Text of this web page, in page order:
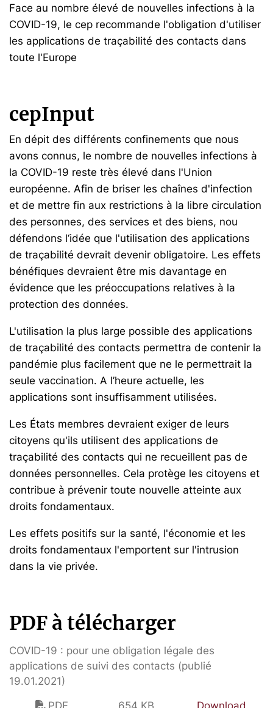
Face au nombre élevé de nouvelles infections à la
COVID-19, le cep recommande l'obligation d'utiliser
les applications de traçabilité des contacts dans
toute l'Europe
cepInput
En dépit des différents confinements que nous
avons connus, le nombre de nouvelles infections à
la COVID-19 reste très élevé dans l'Union
européenne. Afin de briser les chaînes d'infection
et de mettre fin aux restrictions à la libre circulation
des personnes, des services et des biens, nou
défendons l‘idée que l'utilisation des applications
de traçabilité devrait devenir obligatoire. Les effets
bénéfiques devraient être mis davantage en
évidence que les préoccupations relatives à la
protection des données.
L'utilisation la plus large possible des applications
de traçabilité des contacts permettra de contenir la
pandémie plus facilement que ne le permettrait la
seule vaccination. A l’heure actuelle, les
applications sont insuffisamment utilisées.
Les États membres devraient exiger de leurs
citoyens qu'ils utilisent des applications de
traçabilité des contacts qui ne recueillent pas de
données personnelles. Cela protège les citoyens et
contribue à prévenir toute nouvelle atteinte aux
droits fondamentaux.
Les effets positifs sur la santé, l'économie et les
droits fondamentaux l'emportent sur l'intrusion
dans la vie privée.
PDF à télécharger
COVID-19 : pour une obligation légale des
applications de suivi des contacts (publié
19.01.2021)